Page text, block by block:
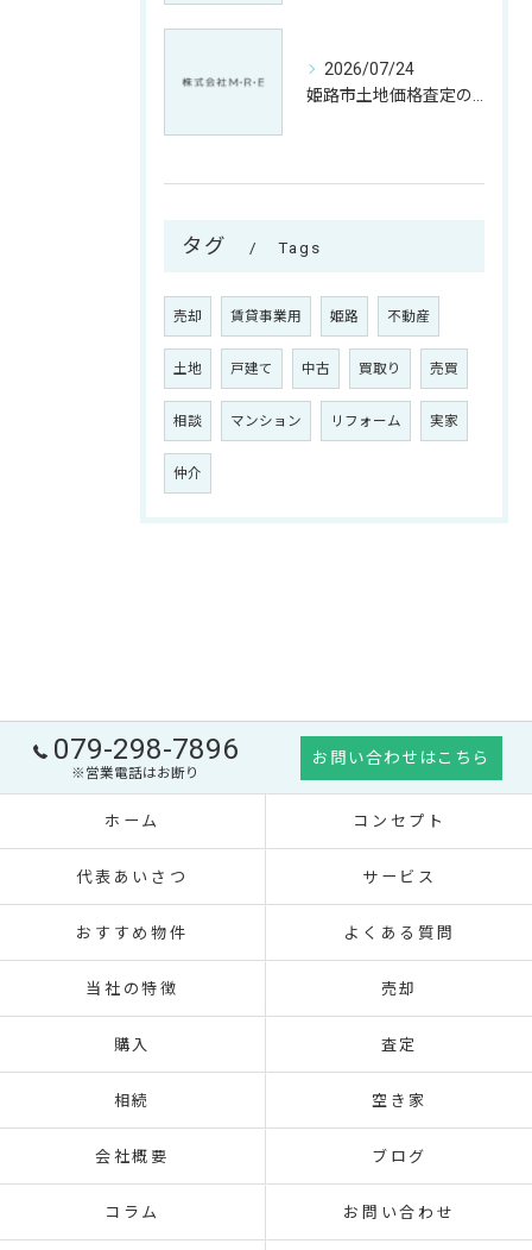
2026/07/24
タグ Tags
売却 賃貸事業用 姫路 不動産
土地 戸建て 中古 買取り 売買
相談 マンション リフォーム 実家
仲介
079-298-7896
※営業電話はお断り
お問い合わせはこちら
ホーム コンセプト
代表あいさつ サービス
おすすめ物件 よくある質問
当社の特徴 売却
購入 査定
相続 空き家
会社概要 ブログ
コラム お問い合わせ